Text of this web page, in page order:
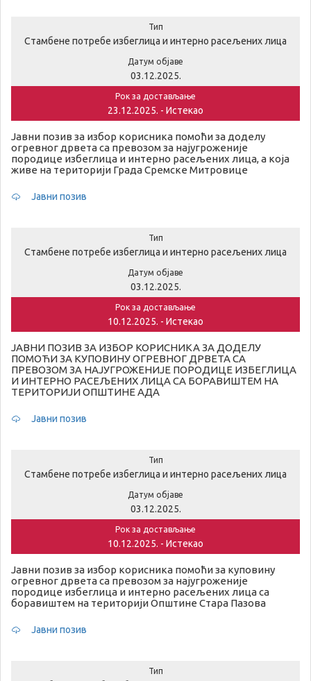
Тип
Стамбене потребе избеглица и интерно расељених лица
Датум објаве
03.12.2025.
Рок за достављање
23.12.2025. - Истекао
Јавни позив за избор корисника помоћи за доделу
огревног дрвета са превозом за најугроженије
породице избеглица и интерно расељених лица, а која
живе на територији Града Сремске Митровице
Јавни позив
Тип
Стамбене потребе избеглица и интерно расељених лица
Датум објаве
03.12.2025.
Рок за достављање
10.12.2025. - Истекао
ЈАВНИ ПОЗИВ ЗА ИЗБОР КОРИСНИКА ЗА ДОДЕЛУ
ПОМОЋИ ЗА КУПОВИНУ ОГРЕВНОГ ДРВЕТА СА
ПРЕВОЗОМ ЗА НАЈУГРОЖЕНИЈЕ ПОРОДИЦЕ ИЗБЕГЛИЦА
И ИНТЕРНО РАСЕЉЕНИХ ЛИЦА СА БОРАВИШТЕМ НА
ТЕРИТОРИЈИ ОПШТИНЕ АДА
Јавни позив
Тип
Стамбене потребе избеглица и интерно расељених лица
Датум објаве
03.12.2025.
Рок за достављање
10.12.2025. - Истекао
Јавни позив за избор корисника помоћи за куповину
огревног дрвета са превозом за најугроженије
породице избеглица и интерно расељених лица са
боравиштем на територији Општине Стара Пазова
Јавни позив
Тип